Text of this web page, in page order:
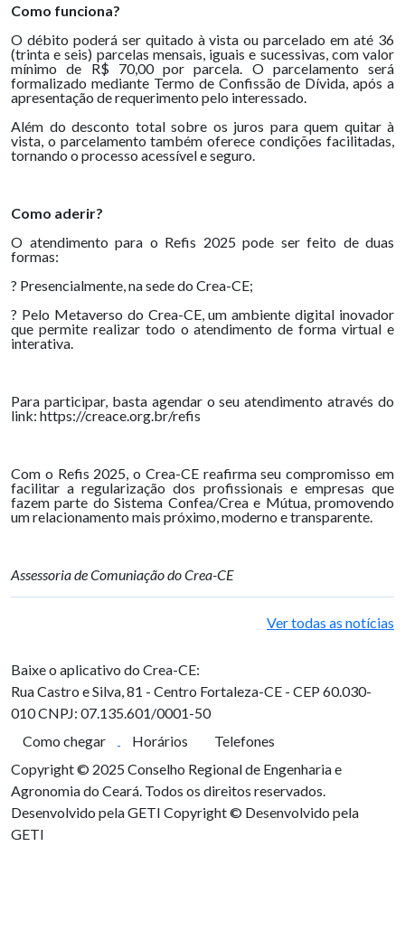
Como funciona?
O débito poderá ser quitado à vista ou parcelado em até 36
(trinta e seis) parcelas mensais, iguais e sucessivas, com valor
mínimo de R$ 70,00 por parcela. O parcelamento será
formalizado mediante Termo de Confissão de Dívida, após a
apresentação de requerimento pelo interessado.
Além do desconto total sobre os juros para quem quitar à
vista, o parcelamento também oferece condições facilitadas,
tornando o processo acessível e seguro.
Como aderir?
O atendimento para o Refis 2025 pode ser feito de duas
formas:
? Presencialmente, na sede do Crea-CE;
? Pelo Metaverso do Crea-CE, um ambiente digital inovador
que permite realizar todo o atendimento de forma virtual e
interativa.
Para participar, basta agendar o seu atendimento através do
link: https://creace.org.br/refis
Com o Refis 2025, o Crea-CE reafirma seu compromisso em
facilitar a regularização dos profissionais e empresas que
fazem parte do Sistema Confea/Crea e Mútua, promovendo
um relacionamento mais próximo, moderno e transparente.
Assessoria de Comuniação do Crea-CE
Ver todas as notícias
Baixe o aplicativo do Crea-CE:
Rua Castro e Silva, 81 - Centro Fortaleza-CE - CEP 60.030-
010CNPJ: 07.135.601/0001-50
Como chegar
Horários
Telefones
Copyright © 2025 Conselho Regional de Engenharia e
Agronomia do Ceará. Todos os direitos reservados.
Desenvolvido pela GETI Copyright © Desenvolvido pela
GETI